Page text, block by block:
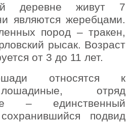
деревне живут 7
являются жеребцами.
пород – тракен,
рысак. Возраст
от 3 до 11 лет.
относятся к
отряд
– единственный
подвид